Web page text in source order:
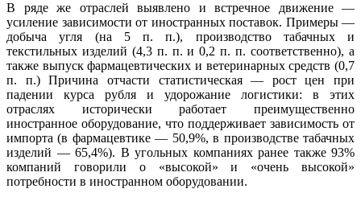
В ряде же отраслей выявлено и встречное движение —
усиление зависимости от иностранных поставок. Примеры —
добыча угля (на 5 п. п.), производство табачных и
текстильных изделий (4,3 п. п. и 0,2 п. п. соответственно), а
также выпуск фармацевтических и ветеринарных средств (0,7
п. п.) Причина отчасти статистическая — рост цен при
падении курса рубля и удорожание логистики: в этих
отраслях исторически работает преимущественно
иностранное оборудование, что поддерживает зависимость от
импорта (в фармацевтике — 50,9%, в производстве табачных
изделий — 65,4%). В угольных компаниях ранее также 93%
компаний говорили о «высокой» и «очень высокой»
потребности в иностранном оборудовании.